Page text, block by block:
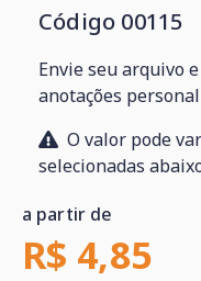
Código 00115
Envie seu arquivo
anotações
O valor pode
selecionadas
a partir de
R$ 4,85